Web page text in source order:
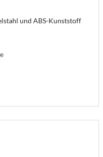
und ABS-Kunststoff